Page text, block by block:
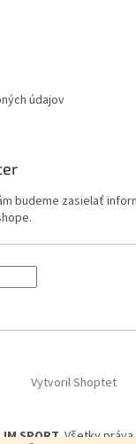
údajov
budeme zasielať
Vytvoril Shoptet
JM SPORT. Všetky